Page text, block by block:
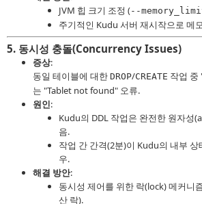
JVM 힙 크기 조정 (--
주기적인 Kudu 서버 재시작으로 메
5. 동시성 충돌(Concurrency Issues)
증상:
동일 테이블에 대한 DROP/CREATE 작업 중
는 "Tablet not found" 오류.
원인:
Kudu의 DDL 작업은 완전한 원자성
음.
작업 간 간격(2분)이 Kudu의 내부 상
우.
해결 방안:
동시성 제어를 위한 락(lock) 메커니
산 락).